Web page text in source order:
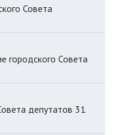
Совета
городского Совета
депутатов 31